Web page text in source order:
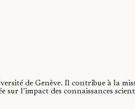
de Genève. Il contribue à la
l’impact des connaissances